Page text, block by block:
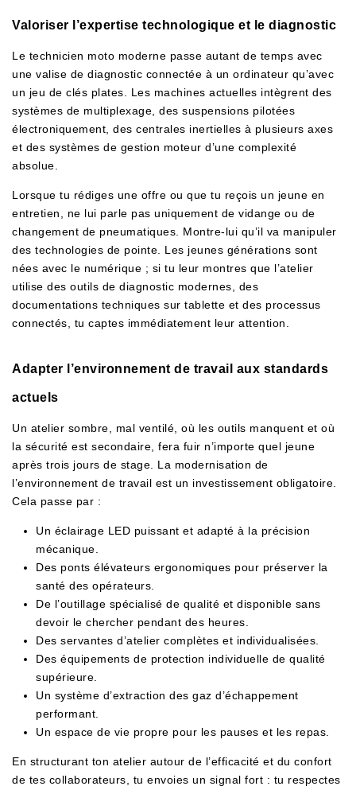
Valoriser l’expertise technologique et le diagnostic
Le technicien moto moderne passe autant de temps avec
une valise de diagnostic connectée à un ordinateur qu’avec
un jeu de clés plates. Les machines actuelles intègrent des
systèmes de multiplexage, des suspensions pilotées
électroniquement, des centrales inertielles à plusieurs axes
et des systèmes de gestion moteur d’une complexité
absolue.
Lorsque tu rédiges une offre ou que tu reçois un jeune en
entretien, ne lui parle pas uniquement de vidange ou de
changement de pneumatiques. Montre-lui qu’il va manipuler
des technologies de pointe. Les jeunes générations sont
nées avec le numérique ; si tu leur montres que l’atelier
utilise des outils de diagnostic modernes, des
documentations techniques sur tablette et des processus
connectés, tu captes immédiatement leur attention.
Adapter l’environnement de travail aux standards
actuels
Un atelier sombre, mal ventilé, où les outils manquent et où
la sécurité est secondaire, fera fuir n’importe quel jeune
après trois jours de stage. La modernisation de
l’environnement de travail est un investissement obligatoire.
Cela passe par :
Un éclairage LED puissant et adapté à la précision
mécanique.
Des ponts élévateurs ergonomiques pour préserver la
santé des opérateurs.
De l’outillage spécialisé de qualité et disponible sans
devoir le chercher pendant des heures.
Des servantes d’atelier complètes et individualisées.
Des équipements de protection individuelle de qualité
supérieure.
Un système d’extraction des gaz d’échappement
performant.
Un espace de vie propre pour les pauses et les repas.
En structurant ton atelier autour de l’efficacité et du confort
de tes collaborateurs, tu envoies un signal fort : tu respectes